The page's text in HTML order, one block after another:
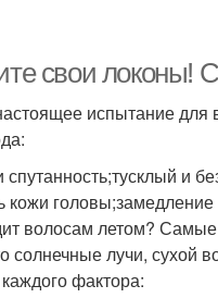
свои локоны!
испытание для
спутанность;тусклый и
кожи
волосам летом?
солнечные лучи, сухой
фактора: